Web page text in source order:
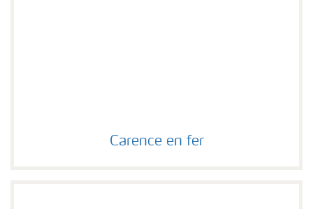
Carence en fer